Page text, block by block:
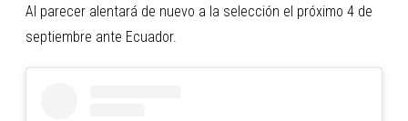
Al parecer alentará de nuevo a la selección el próximo 4 de
septiembre ante Ecuador.